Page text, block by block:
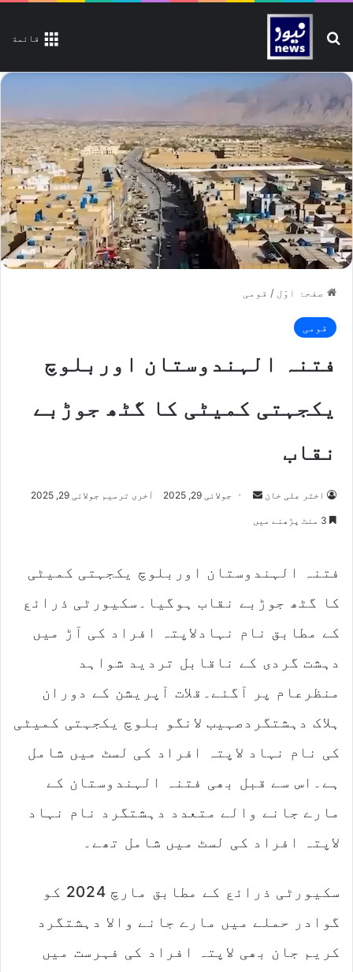
قائمة تلاش کیجیے
صفحۂ اوّل / قومی
قومی
فتنہ الہندوستان اوربلوچ
یکجہتی کمیٹی کا گٹھ جوڑبے
نقاب
اختر علی خان
e
m
i
جولائی 29, 2025 آخری ترمیم جولائی 29, 2025
فتنہ الہندوستان اوربلوچ یکجہتی کمیٹی
کا گٹھ جوڑبے نقاب ہوگیا۔سکیورٹی ذرائع
کے مطابق نام نہادلاپتہ افراد کی آڑ میں
دہشت گردی کے ناقابل تردید شواہد
منظرعام پر آگئے۔قلات آپریشن کے دوران
ہلاک دہشتگردصہیب لانگو بلوچ یکجہتی کمیٹی
کی نام نہاد لاپتہ افراد کی لسٹ میں شامل
ہے۔اس سے قبل بھی فتنہ الہندوستان کے
مارے جانے والے متعدد دہشتگرد نام نہاد
لاپتہ افراد کی لسٹ میں شامل تھے۔
سکیورٹی ذرائع کے مطابق مارچ 2024 کو
گوادر حملے میں مارے جانے والا دہشتگرد
کریم جان بھی لاپتہ افراد کی فہرست میں